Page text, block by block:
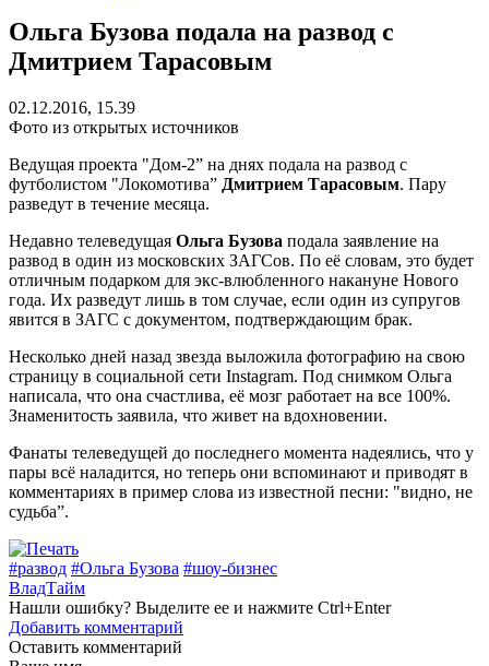
Ольга Бузова подала на развод с
Дмитрием Тарасовым
02.12.2016, 15.39
Фото из открытых источников
Ведущая проекта "Дом-2” на днях подала на развод с
футболистом "Локомотива” Дмитрием Тарасовым. Пару
разведут в течение месяца.
Недавно телеведущая Ольга Бузова подала заявление на
развод в один из московских ЗАГСов. По её словам, это будет
отличным подарком для экс-влюбленного накануне Нового
года. Их разведут лишь в том случае, если один из супругов
явится в ЗАГС с документом, подтверждающим брак.
Несколько дней назад звезда выложила фотографию на свою
страницу в социальной сети Instagram. Под снимком Ольга
написала, что она счастлива, её мозг работает на все 100%.
Знаменитость заявила, что живет на вдохновении.
Фанаты телеведущей до последнего момента надеялись, что у
пары всё наладится, но теперь они вспоминают и приводят в
комментариях в пример слова из известной песни: "видно, не
судьба”.
#развод #Ольга Бузова #шоу-бизнес
ВладТайм
Нашли ошибку? Выделите ее и нажмите Ctrl+Enter
Добавить комментарий
Оставить комментарий